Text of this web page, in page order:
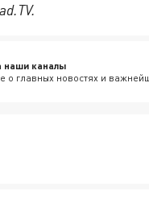
наши каналы
о главных новостях и